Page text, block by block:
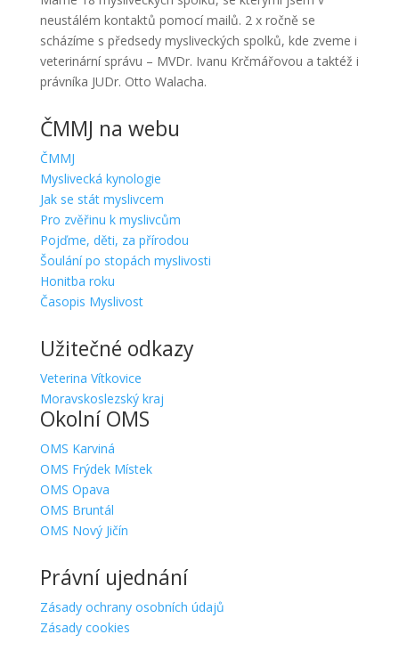
neustálém kontaktů pomocí mailů. 2 x ročně se
scházíme s předsedy mysliveckých spolků, kde zveme i
veterinární správu – MVDr. Ivanu Krčmářovou a taktéž i
právníka JUDr. Otto Walacha.
ČMMJ na webu
ČMMJ
Myslivecká kynologie
Jak se stát myslivcem
Pro zvěřinu k myslivcům
Pojďme, děti, za přírodou
Šoulání po stopách myslivosti
Honitba roku
Časopis Myslivost
Užitečné odkazy
Veterina Vítkovice
Moravskoslezský kraj
Okolní OMS
OMS Karviná
OMS Frýdek Místek
OMS Opava
OMS Bruntál
OMS Nový Jičín
Právní ujednání
Zásady ochrany osobních údajů
Zásady cookies